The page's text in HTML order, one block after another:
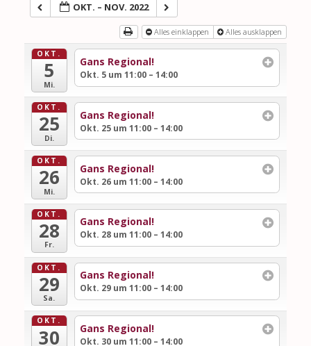
OKT. – NOV. 2022
Alles einklappen Alles ausklappen
OKT.
5
Mi.
Gans Regional!
Okt. 5 um 11:00 – 14:00
OKT.
25
Di.
Gans Regional!
Okt. 25 um 11:00 – 14:00
OKT.
26
Mi.
Gans Regional!
Okt. 26 um 11:00 – 14:00
OKT.
28
Fr.
Gans Regional!
Okt. 28 um 11:00 – 14:00
OKT.
29
Sa.
Gans Regional!
Okt. 29 um 11:00 – 14:00
OKT.
30 Gans Regional!
Okt. 30 um 11:00 – 14:00